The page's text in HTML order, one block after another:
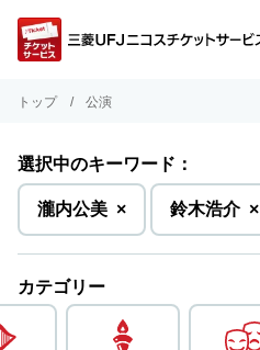
トップ 公演
選択中のキーワード：
瀧内公美を
削
除
× 鈴木浩介を
削
除
×
カテゴリー